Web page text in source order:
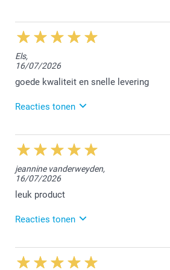
20/07/2026
15:39
Hallo Madina,
Wat fijn om te lezen dat je
cadeautje. Ik wens je een
Vriendelijke groet!
Els,
16/07/2026
goede kwaliteit en snelle levering
Reacties tonen
20/07/2026
15:34
Dag Els,
Wat fijn om te lezen dat je
bestelde fotomagneten en de
Hartelijke groet!
jeannine vanderweyden,
16/07/2026
leuk product
Reacties tonen
16/07/2026
15:03